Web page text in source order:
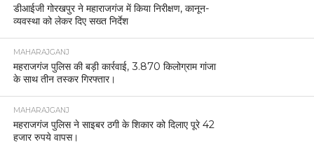
डीआईजी गोरखपुर ने महाराजगंज में किया निरीक्षण, कानून-
व्यवस्था को लेकर दिए सख्त निर्देश
MAHARAJGANJ
महराजगंज पुलिस की बड़ी कार्रवाई, 3.870 किलोग्राम गांजा
के साथ तीन तस्कर गिरफ्तार।
MAHARAJGANJ
महराजगंज पुलिस ने साइबर ठगी के शिकार को दिलाए पूरे 42
हजार रुपये वापस।